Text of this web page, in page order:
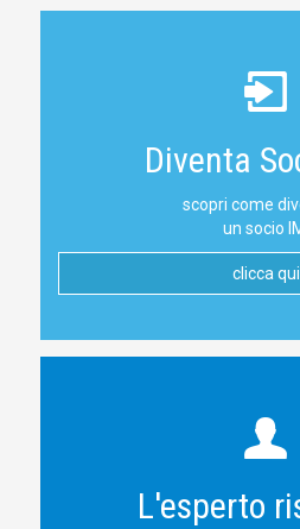
Diventa
scopri come
un socio
clicca qui
L'esperto